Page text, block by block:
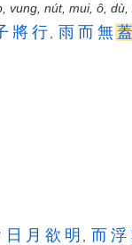
vung, nút, mui, ô, dù,
將 行 雨 而 無 蓋
日 月 欲 明 而 浮